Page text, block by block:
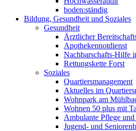
boden:ständig
Bildung, Gesundheit und Soziales
Gesundheit
Ärztlicher
Apothekennotdienst
Nachbarschafts-Hilfe
Rettungskette Forst
Soziales
Quartiersmanagement
Aktuelles im
Wohnpark am
Wohnen 50 plus mit
Ambulante Pflege und
Jugend- und